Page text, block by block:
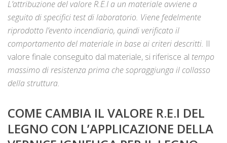
L’attribuzione del valore R.E.I a un materiale avviene a
seguito di specifici test di laboratorio. Viene fedelmente
riprodotto l’evento incendiario, quindi verificato il
comportamento del materiale in base ai criteri descritti. Il
valore finale conseguito dal materiale, si riferisce al tempo
massimo di resistenza prima che sopraggiunga il collasso
della struttura.
COME CAMBIA IL VALORE R.E.I DEL
LEGNO CON L’APPLICAZIONE DELLA